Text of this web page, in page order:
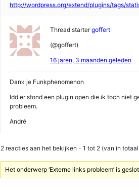
http://wordpress.org/extend/plugins/tags/
Thread starter goffert
(@goffert)
16 jaren, 3 maanden geleden
Dank je Funkphenomenon
Idd er stond een plugin open die ik toch niet
probleem.
André
2 reacties aan het bekijken - 1 tot 2 (van in totaal
Het onderwerp ‘Externe links probleem’ is